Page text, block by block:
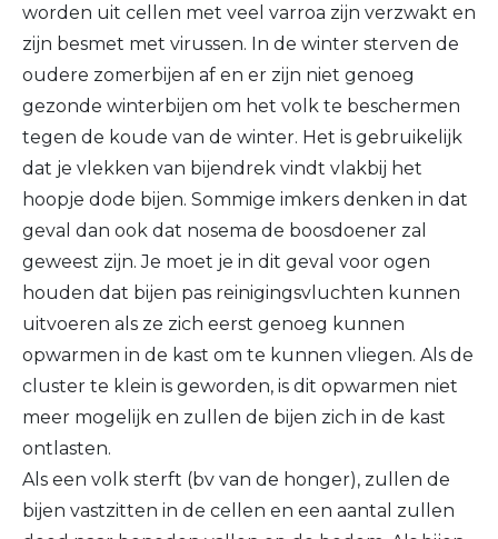
worden uit cellen met veel varroa zijn verzwakt en
zijn besmet met virussen. In de winter sterven de
oudere zomerbijen af en er zijn niet genoeg
gezonde winterbijen om het volk te beschermen
tegen de koude van de winter. Het is gebruikelijk
dat je vlekken van bijendrek vindt vlakbij het
hoopje dode bijen. Sommige imkers denken in dat
geval dan ook dat nosema de boosdoener zal
geweest zijn. Je moet je in dit geval voor ogen
houden dat bijen pas reinigingsvluchten kunnen
uitvoeren als ze zich eerst genoeg kunnen
opwarmen in de kast om te kunnen vliegen. Als de
cluster te klein is geworden, is dit opwarmen niet
meer mogelijk en zullen de bijen zich in de kast
ontlasten.
Als een volk sterft (bv van de honger), zullen de
bijen vastzitten in de cellen en een aantal zullen